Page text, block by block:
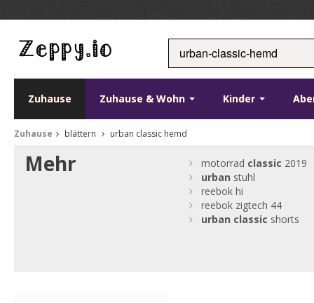
Zuhause Zuhause & Wohn Kinder
Zuhause blättern urban classic hemd
Mehr motorrad classic 2019
urban stuhl
reebok hi
reebok zigtech 44
urban classic shorts